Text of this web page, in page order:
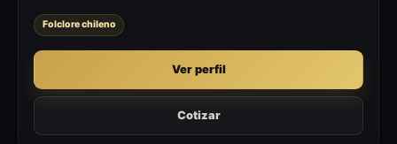
Folclore chileno
Ver perfil
Cotizar